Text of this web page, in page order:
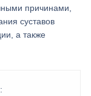
причинами,
суставов
а также